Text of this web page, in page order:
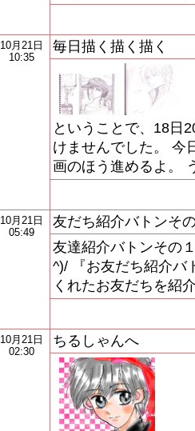
10月21日
10:35
毎日描く描く描く
ということで、18日
けませんでした。 今
画のほう進めるよ。
10月21日
05:49
友だち紹介バトンそ
友達紹介バトンその
^)/ 『お友だち紹介
くれたお友だちを紹
10月21日
02:30
ちるしゃんへ